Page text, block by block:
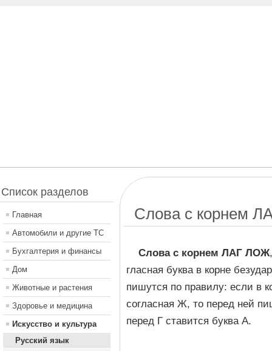
Список разделов
Главная
Автомобили и другие ТС
Бухгалтерия и финансы
Дом
Животные и растения
Здоровье и медицина
Искусство и культура
Русский язык
Слова с корнем
Слова с корнем ЛАГ ЛОЖ
гласная буква в корне
пишутся по правилу: если в
согласная Ж, то перед ней
перед Г ставится буква А.